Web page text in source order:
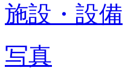
施設・設備
写真